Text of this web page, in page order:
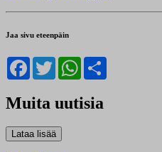
Jaa sivu eteenpäin
Facebook
TwitterWhatsApp
Muita uutisia